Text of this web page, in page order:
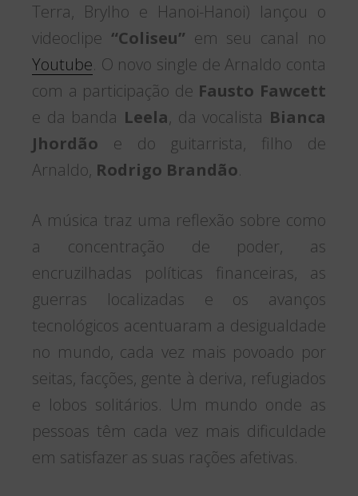
Terra, Brylho e Hanoi-Hanoi) lançou o
videoclipe “Coliseu” em seu canal no
Youtube. O novo single de Arnaldo conta
com a participação de Fausto Fawcett
e da banda Leela, da vocalista Bianca
Jhordão e do guitarrista, filho de
Arnaldo, Rodrigo Brandão.
A música traz uma reflexão sobre como
a concentração de poder, as
encruzilhadas políticas financeiras, as
guerras localizadas e os avanços
tecnológicos acentuaram a desigualdade
no mundo, cada vez mais povoado por
seitas, facções, gente à deriva, refugiados
e lobos solitários. Um mundo onde as
pessoas têm cada vez mais dificuldade
em satisfazer as suas rações afetivas.